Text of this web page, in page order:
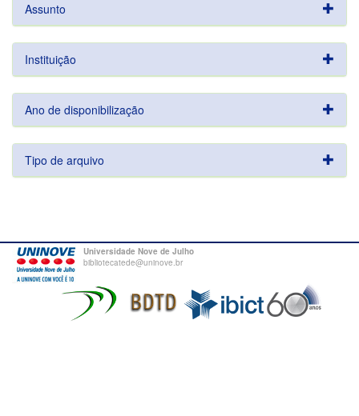
Assunto
Instituição
Ano de disponibilização
Tipo de arquivo
Universidade Nove de Julho
bibliotecatede@uninove.br